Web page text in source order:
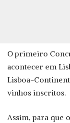
O primeiro
acontecer em
Lisboa-
vinhos inscritos.
Assim, para que